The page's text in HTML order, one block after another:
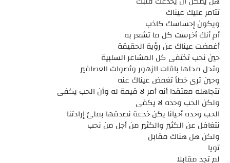
تتآمر عليك عيناك
ويكون إحساسك كاذب
أم أنك أخرست كل ما تشعر به
أغمضت عيناك عن رؤية الحقيقة
حين نحب تختفى كل المشاعر السلبية
وتحل محلها باقات الزهور وأصوات العصافير
وحين ترى خطأ تغمض عيناك عنه
تتجاهله معتقدا أنه أمر لا قيمة له وأن الحب يكفى
ولكن الحب وحده لا يكفى
الحب وحده أحيانا يكن خدعة نصدقها بملئ إرادتنا
نتغافل عن الكثير والكثير من أجل من نحب
ولكن هل هناك مقابل
تويا
لم تجد مقابلا